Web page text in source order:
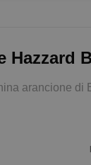
Hazzard
arancione di